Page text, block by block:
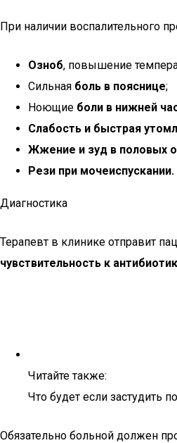
При наличии воспалительного
Озноб, повышение
Сильная боль в пояснице;
Ноющие боли в нижней
Слабость и быстрая
Жжение и зуд в половых
Рези при мочеиспускании.
Диагностика
Терапевт в клинике отправит
чувствительность к
Читайте также:
Что будет если застудить
Обязательно больной должен